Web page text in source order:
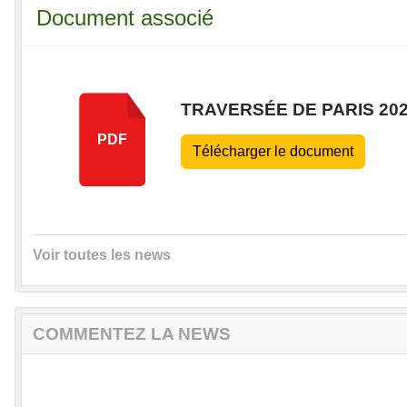
Document associé
PDF
TRAVERSÉE DE PARIS
Télécharger le document
Voir toutes les news
COMMENTEZ LA NEWS